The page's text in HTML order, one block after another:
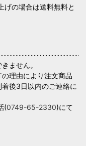
げの場合は送料無料と
ません。
理由により注文商品
後3日以内のご連絡に
(0749-65-2330)にて